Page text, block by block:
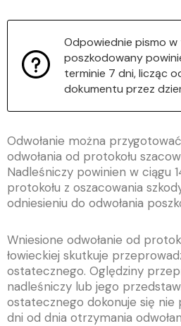
Odpowiednie pismo
poszkodowany
terminie 7 dni, licząc
dokumentu przez
Odwołanie można
odwołania od protokołu
Nadleśniczy powinien w ciągu
protokołu z oszacowania
odniesieniu do odwołania
Wniesione odwołanie od
łowieckiej skutkuje
ostatecznego. Oględziny
nadleśniczy lub jego
ostatecznego dokonuje się nie
dni od dnia otrzymania